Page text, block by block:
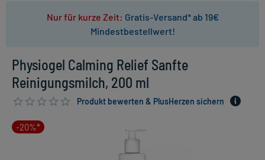
Nur für kurze Zeit: Gratis-Versand* ab 19€
Mindestbestellwert!
Physiogel Calming Relief Sanfte
Reinigungsmilch, 200 ml
Produkt bewerten & PlusHerzen sichern
-20%*